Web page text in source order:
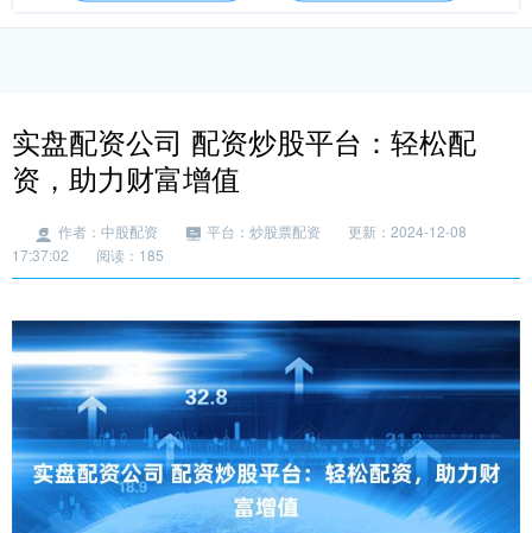
实盘配资公司 配资炒股平台：轻松配
资，助力财富增值
作者：中股配资 平台：炒股票配资
更新：2024-12-08
17:37:02
阅读：185